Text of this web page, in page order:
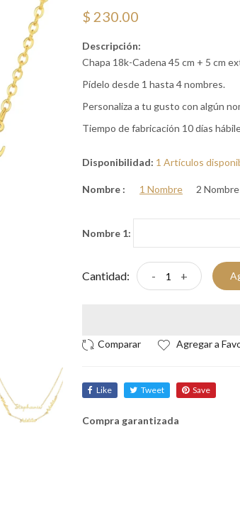
$ 230.00
Descripción:
Chapa 18k-Cadena 45 cm + 5 cm
Pídelo desde 1 hasta 4 nombres.
Personaliza a tu gusto con algún
Tiempo de fabricación 10 días
Disponibilidad: 1 Artículos
Nombre : 1 Nombre 2
Nombre 1:
Cantidad: - +
Agregar a
Like Tweet Save
Compra garantizada